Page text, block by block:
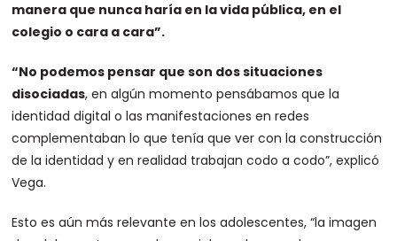
manera que nunca haría en la vida pública, en el
colegio o cara a cara”.
“No podemos pensar que son dos situaciones
disociadas, en algún momento pensábamos que la
identidad digital o las manifestaciones en redes
complementaban lo que tenía que ver con la construcción
de la identidad y en realidad trabajan codo a codo”, explicó
Vega.
Esto es aún más relevante en los adolescentes, “la imagen